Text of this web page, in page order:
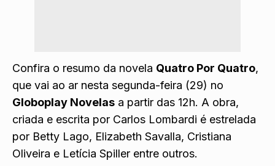
Confira o resumo da novela Quatro Por Quatro,
que vai ao ar nesta segunda-feira (29) no
Globoplay Novelas a partir das 12h. A obra,
criada e escrita por Carlos Lombardi é estrelada
por Betty Lago, Elizabeth Savalla, Cristiana
Oliveira e Letícia Spiller entre outros.